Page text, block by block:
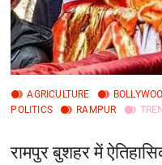
AGRICULTURE
POLITICS
RAMPUR
रामपुर बुशहर में